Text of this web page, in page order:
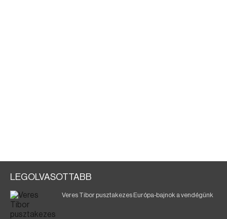
LEGOLVASOTTABB
Veres Tibor pusztakezes Európa-bajnok a vendégünk